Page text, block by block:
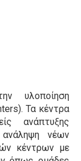
υλοποίηση
Τα κέντρα
ανάπτυξης
νέων
κέντρων με